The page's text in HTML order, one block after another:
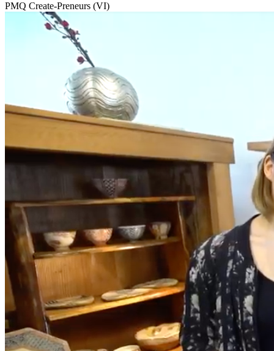
PMQ Create-Preneurs (VI)